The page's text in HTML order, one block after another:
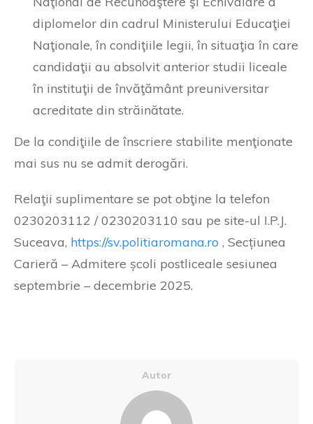
diplomelor din cadrul Ministerului Educaţiei
Naţionale, în condiţiile legii, în situaţia în care
candidaţii au absolvit anterior studii liceale
în instituţii de învăţământ preuniversitar
acreditate din străinătate.
De la condiţiile de înscriere stabilite menţionate
mai sus nu se admit derogări.
Relaţii suplimentare se pot obţine la telefon
0230203112 / 0230203110 sau pe site-ul I.P.J.
Suceava, https://sv.politiaromana.ro , Secțiunea
Carieră – Admitere școli postliceale sesiunea
septembrie – decembrie 2025.
Autor